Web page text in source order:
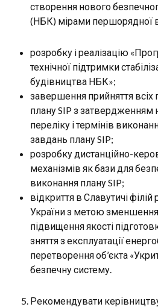
створення нового
(НБК) мірами першорядної
розробку і реалізацію
технічної підтримки
будівництва НБК»;
завершення прийняття всіх
плану SIP з затвердженням
переліку і термінів
завдань плану SIP;
розробку дистанційно-
механізмів як бази для
виконання плану SIP;
відкриття в Славутичі
України з метою зменшення
підвищення якості
зняття з експлуатації
перетворення об’єкта
безпечну систему.
Рекомендувати